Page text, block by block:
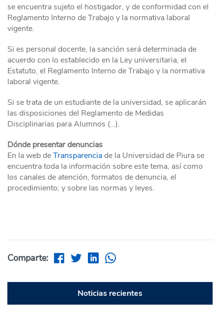
se encuentra sujeto el hostigador, y de conformidad con el
Reglamento Interno de Trabajo y la normativa laboral
vigente.
Si es personal docente, la sanción será determinada de
acuerdo con lo establecido en la Ley universitaria, el
Estatuto, el Reglamento Interno de Trabajo y la normativa
laboral vigente.
Si se trata de un estudiante de la universidad, se aplicarán
las disposiciones del Reglamento de Medidas
Disciplinarias para Alumnos (…).
Dónde presentar denuncias
En la web deTransparenciade la Universidad de Piura se
encuentra toda la información sobre este tema, así como
los canales de atención, formatos de denuncia, el
procedimiento; y sobre las normas y leyes.
Comparte:
Noticias recientes